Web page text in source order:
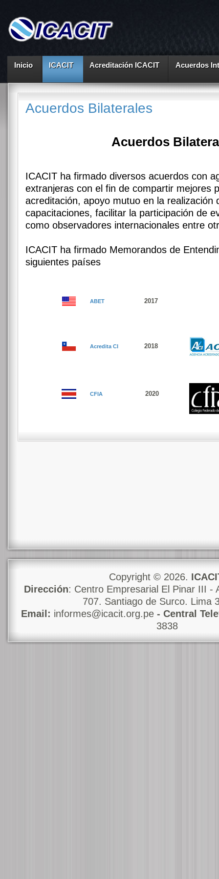
Inicio ICACIT Acreditación ICACIT Acuerdos
Acuerdos Bilaterales
Acuerdos
ICACIT ha firmado diversos acuerdos con
extranjeras con el fin de compartir mejores
acreditación, apoyo mutuo en la realización
capacitaciones, facilitar la participación de
como observadores internacionales entre
ICACIT ha firmado Memorandos de
siguientes países
ABET 2017
Acredita CI 2018
CFIA 2020
Copyright © 2026.
Dirección: Centro Empresarial El Pinar III -
707. Santiago de Surco. Lima
Email: informes@icacit.org.pe - Central
3838